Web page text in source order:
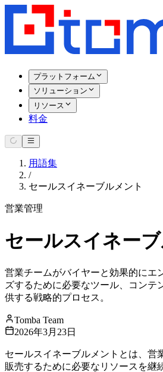
プラットフォーム
ソリューション
リソース
料金
用語集
/
セールスイネーブルメント
営業管理
セールスイネー
営業チームがバイヤーと効果的にエ
ズするために必要なツール、コンテ
供する戦略的プロセス。
Tomba Team
2026年3月23日
セールスイネーブルメントとは、営
販売するために必要なリソースを継